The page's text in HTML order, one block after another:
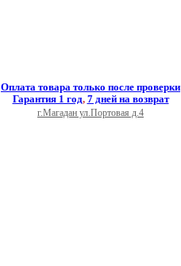
Оплата товара только после проверки
Гарантия 1 год, 7 дней на возврат
г.Магадан ул.Портовая д.4